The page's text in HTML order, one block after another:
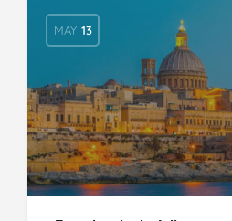
MAY 13